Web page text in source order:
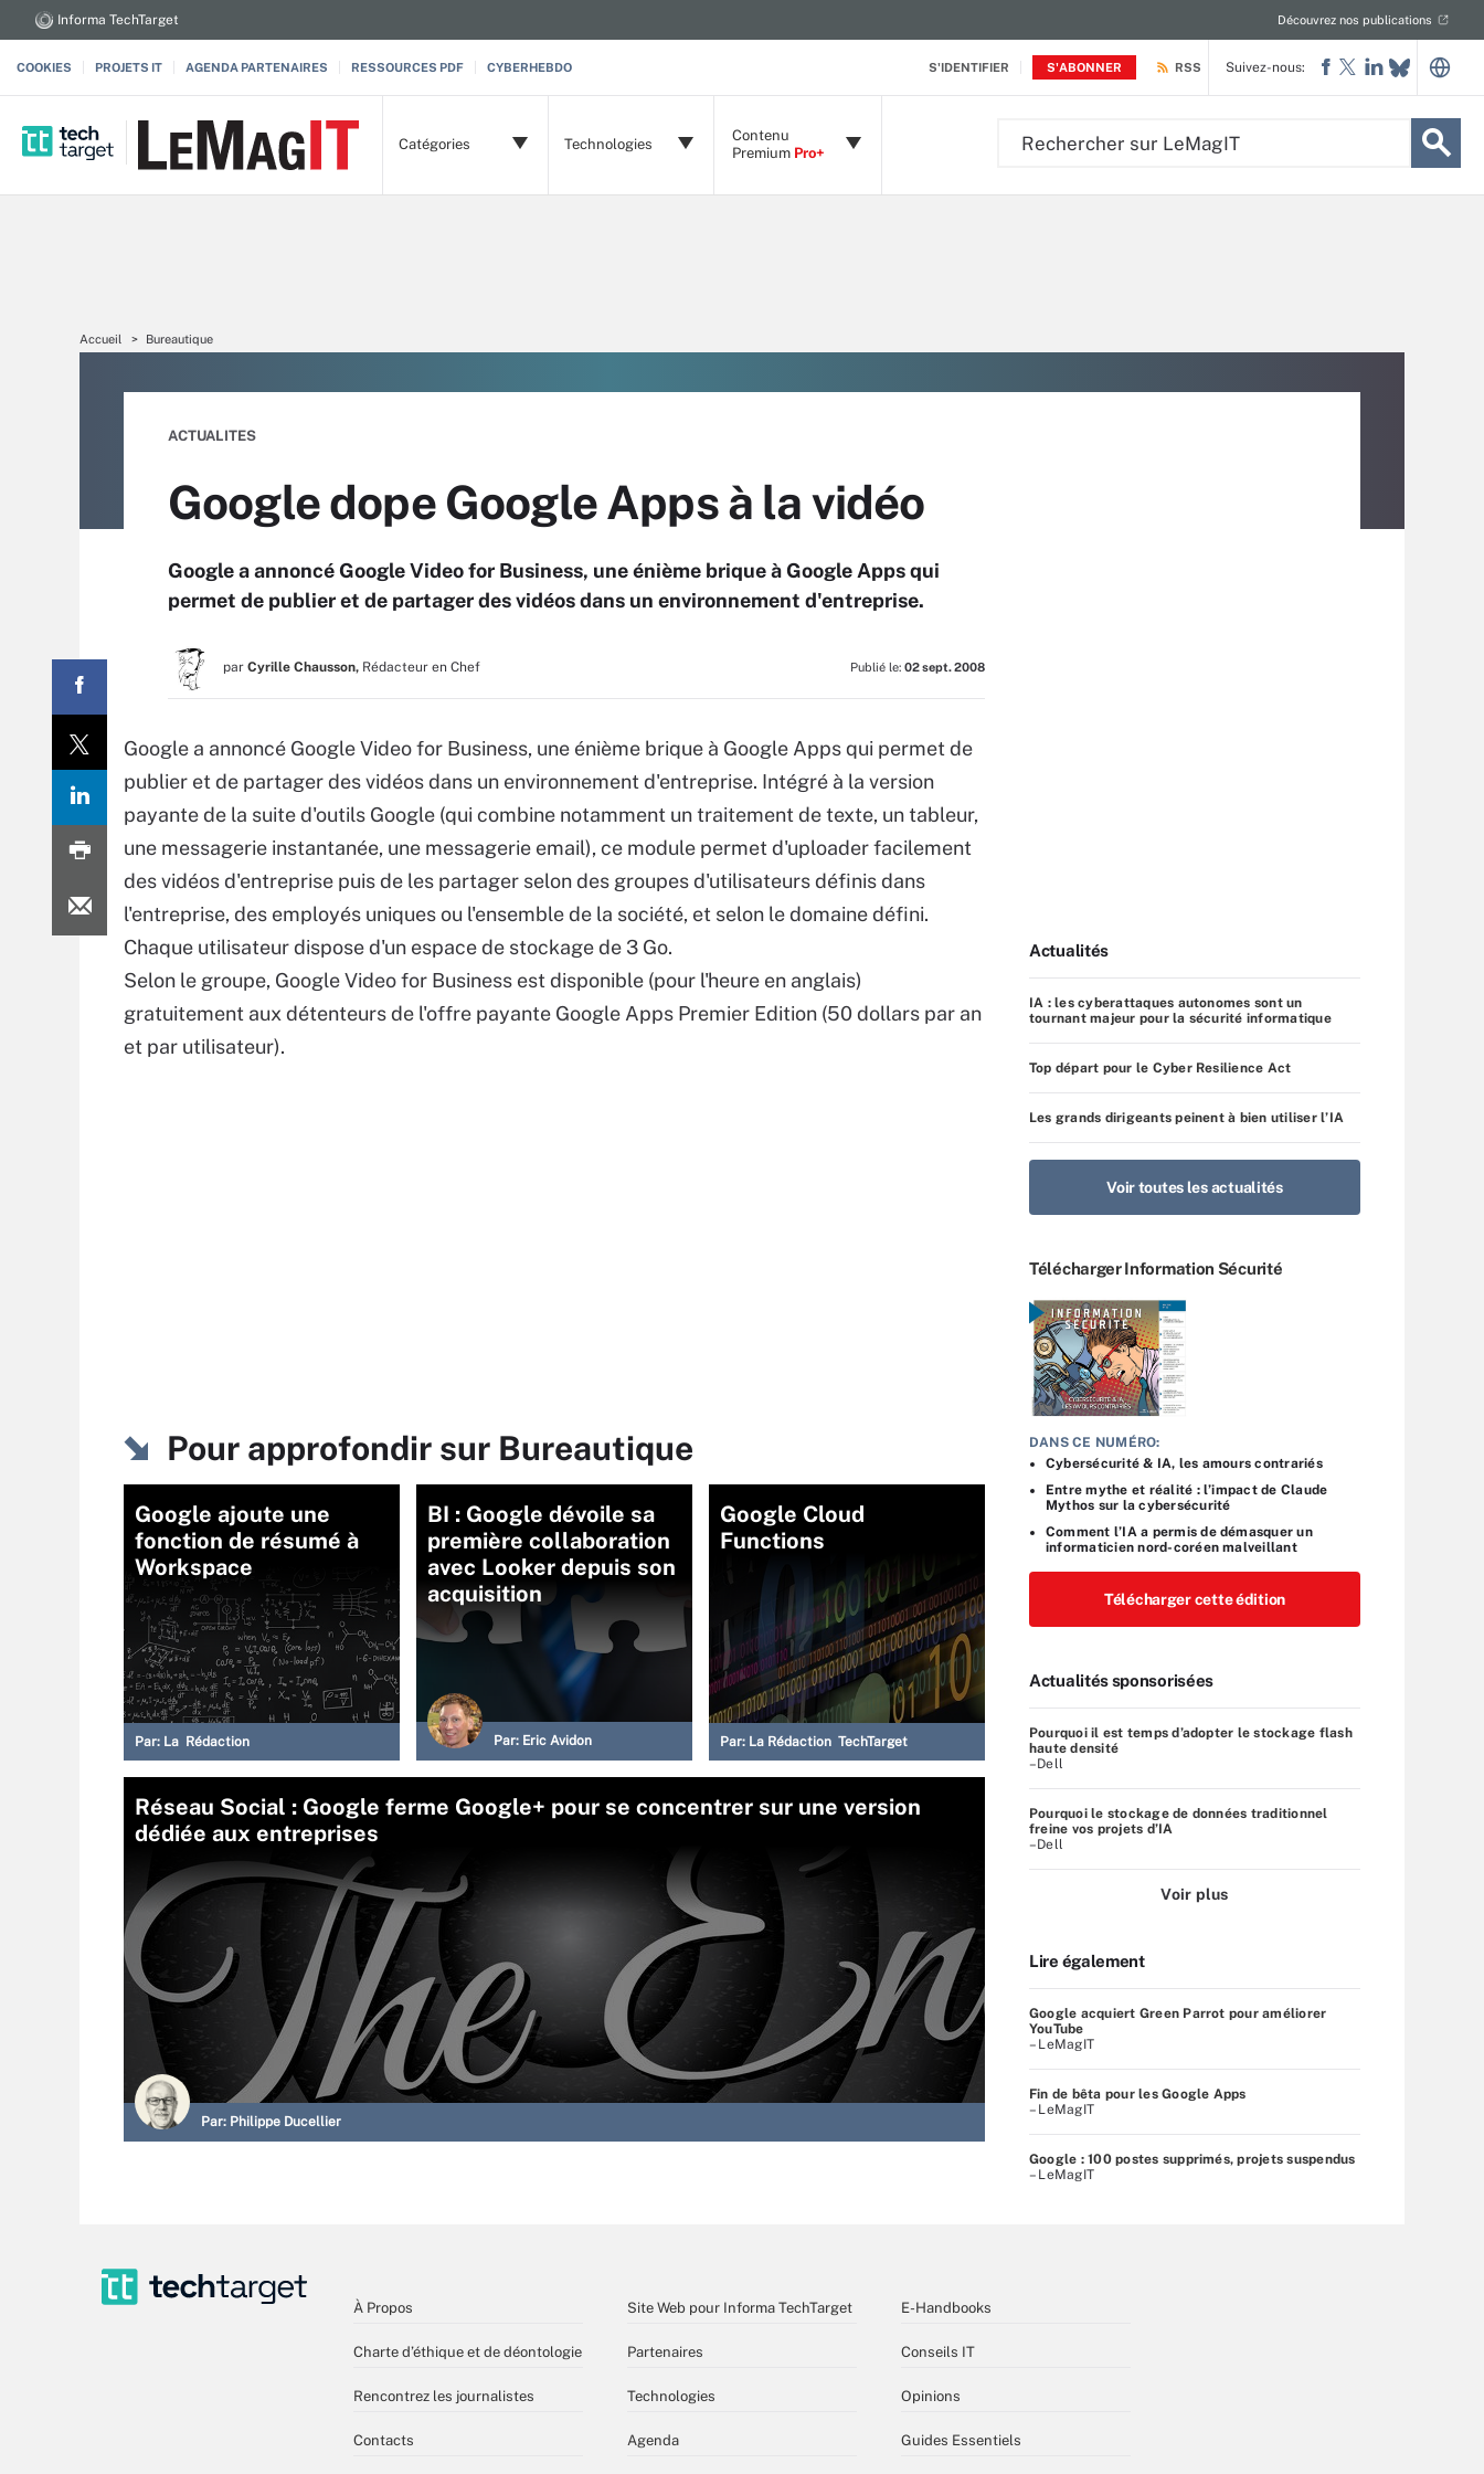
S'IDENTIFIER S'ABONNER
Informa TechTarget Découvrez nos publications
COOKIES PROJETS IT AGENDA PARTENAIRES RESSOURCES PDF CYBERHEBDO RSS
Catégories Technologies
Contenu
Premium Pro+
Suivez-nous:
Accueil Bureautique
ACTUALITES
Google dope Google Apps à la vidéo
Google a annoncé Google Video for Business, une énième brique à Google Apps qui
permet de publier et de partager des vidéos dans un environnement d'entreprise.
par Cyrille Chausson, Rédacteur en Chef Publié le: 02 sept. 2008
Google a annoncé Google Video for Business, une énième brique à Google Apps qui permet de
publier et de partager des vidéos dans un environnement d'entreprise. Intégré à la version
payante de la suite d'outils Google (qui combine notamment un traitement de texte, un tableur,
une messagerie instantanée, une messagerie email), ce module permet d'uploader facilement
des vidéos d'entreprise puis de les partager selon des groupes d'utilisateurs définis dans
l'entreprise, des employés uniques ou l'ensemble de la société, et selon le domaine défini.
Chaque utilisateur dispose d'un espace de stockage de 3 Go.
Selon le groupe, Google Video for Business est disponible (pour l'heure en anglais)
gratuitement aux détenteurs de l'offre payante Google Apps Premier Edition (50 dollars par an
et par utilisateur).
Pour approfondir sur Bureautique
Google ajoute une
fonction de résumé à
Workspace
Par: La Rédaction
BI : Google dévoile sa
première collaboration
avec Looker depuis son
acquisition
Par: Eric Avidon
Google Cloud
Functions
Par: La Rédaction TechTarget
Réseau Social : Google ferme Google+ pour se concentrer sur une version
dédiée aux entreprises
Par: Philippe Ducellier
Actualités
IA : les cyberattaques autonomes sont un
tournant majeur pour la sécurité informatique
Top départ pour le Cyber Resilience Act
Les grands dirigeants peinent à bien utiliser l’IA
Voir toutes les actualités
Télécharger Information Sécurité
DANS CE NUMÉRO:
Cybersécurité & IA, les amours contrariés
Entre mythe et réalité : l’impact de Claude
Mythos sur la cybersécurité
Comment l’IA a permis de démasquer un
informaticien nord-coréen malveillant
Télécharger cette édition
Actualités sponsorisées
Pourquoi il est temps d’adopter le stockage flash
haute densité
–Dell
Pourquoi le stockage de données traditionnel
freine vos projets d’IA
–Dell
Voir plus
Lire également
Google acquiert Green Parrot pour améliorer
YouTube
– LeMagIT
Fin de bêta pour les Google Apps
– LeMagIT
Google : 100 postes supprimés, projets suspendus
– LeMagIT
À Propos
Charte d’éthique et de déontologie
Rencontrez les journalistes
Contacts
Site Web pour Informa TechTarget
Partenaires
Technologies
Agenda
E-Handbooks
Conseils IT
Opinions
Guides Essentiels